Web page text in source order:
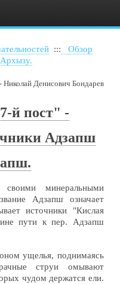
::: Обзор
Николай Денисович Бондарев
й пост" -
Адзапш
минеральными
Адзапш означает
источники "Кислая
пути к пер. Адзапш
ущелья, поднимаясь
струи омывают
чудом держатся ели.